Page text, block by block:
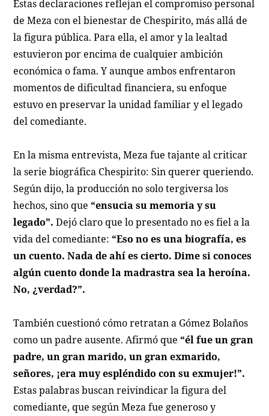
Estas declaraciones reflejan el compromiso personal
de Meza con el bienestar de Chespirito, más allá de
la figura pública. Para ella, el amor y la lealtad
estuvieron por encima de cualquier ambición
económica o fama. Y aunque ambos enfrentaron
momentos de dificultad financiera, su enfoque
estuvo en preservar la unidad familiar y el legado
del comediante.
En la misma entrevista, Meza fue tajante al criticar
la serie biográfica Chespirito: Sin querer queriendo.
Según dijo, la producción no solo tergiversa los
hechos, sino que “ensucia su memoria y su
legado”. Dejó claro que lo presentado no es fiel a la
vida del comediante: “Eso no es una biografía, es
un cuento. Nada de ahí es cierto. Dime si conoces
algún cuento donde la madrastra sea la heroína.
No, ¿verdad?”.
También cuestionó cómo retratan a Gómez Bolaños
como un padre ausente. Afirmó que “él fue un gran
padre, un gran marido, un gran exmarido,
señores, ¡era muy espléndido con su exmujer!”.
Estas palabras buscan reivindicar la figura del
comediante, que según Meza fue generoso y